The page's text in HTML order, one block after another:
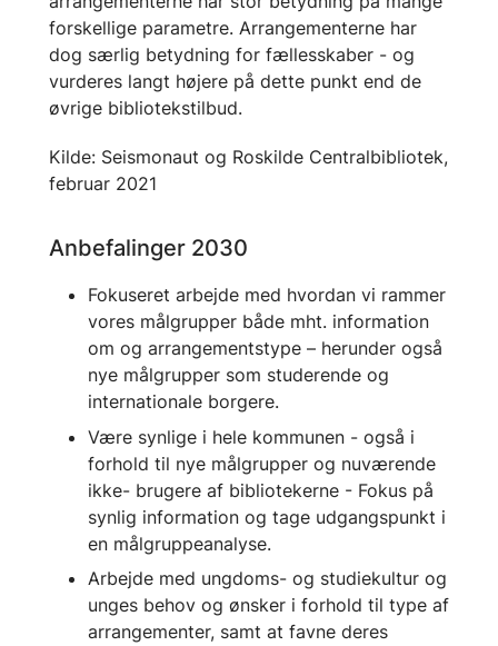
forskellige parametre. Arrangementerne har
dog særlig betydning for fællesskaber - og
vurderes langt højere på dette punkt end de
øvrige bibliotekstilbud.
Kilde: Seismonaut og Roskilde Centralbibliotek,
februar 2021
Anbefalinger 2030
Fokuseret arbejde med hvordan vi rammer
vores målgrupper både mht. information
om og arrangementstype – herunder også
nye målgrupper som studerende og
internationale borgere.
Være synlige i hele kommunen - også i
forhold til nye målgrupper og nuværende
ikke- brugere af bibliotekerne - Fokus på
synlig information og tage udgangspunkt i
en målgruppeanalyse.
Arbejde med ungdoms- og studiekultur og
unges behov og ønsker i forhold til type af
arrangementer, samt at favne deres